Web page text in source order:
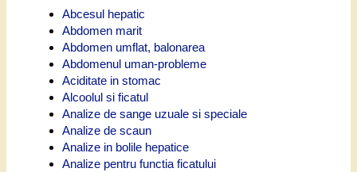
Abcesul hepatic
Abdomen marit
Abdomen umflat, balonarea
Abdomenul uman-probleme
Aciditate in stomac
Alcoolul si ficatul
Analize de sange uzuale si speciale
Analize de scaun
Analize in bolile hepatice
Analize pentru functia ficatului